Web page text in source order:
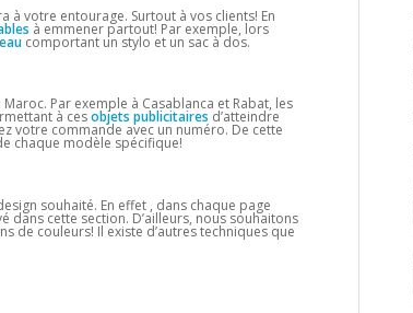
à votre entourage. Surtout à vos clients! En
à emmener partout! Par exemple, lors
comportant un stylo et un sac à dos.
Par exemple à Casablanca et Rabat, les
à cesobjets publicitaires d’atteindre
votre commande avec un numéro. De cette
chaque modèle spécifique!
souhaité. En effet , dans chaque page
dans cette section. D’ailleurs, nous souhaitons
de couleurs! Il existe d’autres techniques que